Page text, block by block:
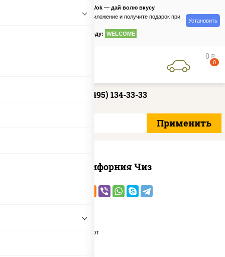
PizzaSushiWok — дай волю вкусу
Скачайте приложение и получите подарок при
по промокоду: WELCOME
Установить
0 руб
0
+7 (495) 134-33-33
Калифорния Чиз